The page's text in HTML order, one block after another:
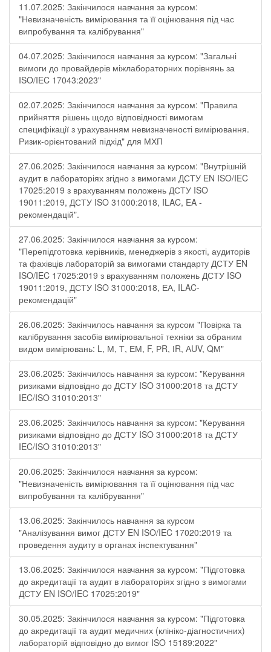
11.07.2025: Закінчилося навчання за курсом:
"Невизначеність вимірювання та її оцінювання під час
випробування та калібрування"
04.07.2025: Закінчилося навчання за курсом: "Загальні
вимоги до провайдерів міжлабораторних порівнянь за
ISO/IEC 17043:2023"
02.07.2025: Закінчилося навчання за курсом: "Правила
прийняття рішень щодо відповідності вимогам
специфікації з урахуванням невизначеності вимірювання.
Ризик-орієнтований підхід" для МХП
27.06.2025: Закінчилося навчання за курсом: "Внутрішній
аудит в лабораторіях згідно з вимогами ДСТУ EN ISO/IEC
17025:2019 з врахуванням положень ДСТУ ISO
19011:2019, ДСТУ ISO 31000:2018, ILAC, EA -
рекомендацій".
27.06.2025: Закінчилося навчання за курсом:
"Перепідготовка керівників, менеджерів з якості, аудиторів
та фахівців лабораторій за вимогами стандарту ДСТУ EN
ISO/IEC 17025:2019 з врахуванням положень ДСТУ ISO
19011:2019, ДСТУ ISO 31000:2018, ЕА, ILAC-
рекомендацій"
26.06.2025: Закінчилось навчання за курсом "Повірка та
калібрування засобів вимірювальної техніки за обраним
видом вимірювань: L, М, Т, ЕМ, F, РR, ІR, АUV, QМ"
23.06.2025: Закінчилось навчання за курсом: "Керування
ризиками відповідно до ДСТУ ISO 31000:2018 та ДСТУ
IEC/ISO 31010:2013"
23.06.2025: Закінчилось навчання за курсом: "Керування
ризиками відповідно до ДСТУ ISO 31000:2018 та ДСТУ
IEC/ISO 31010:2013"
20.06.2025: Закінчилося навчання за курсом:
"Невизначеність вимірювання та її оцінювання під час
випробування та калібрування"
13.06.2025: Закінчилось навчання за курсом
"Аналізування вимог ДСТУ EN ISO/IEC 17020:2019 та
проведення аудиту в органах інспектування"
13.06.2025: Закінчилося навчання за курсом: "Підготовка
до акредитації та аудит в лабораторіях згідно з вимогами
ДСТУ EN ISO/IEC 17025:2019"
30.05.2025: Закінчилося навчання за курсом: "Підготовка
до акредитації та аудит медичних (клініко-діагностичних)
лабораторій відповідно до вимог ISO 15189:2022"